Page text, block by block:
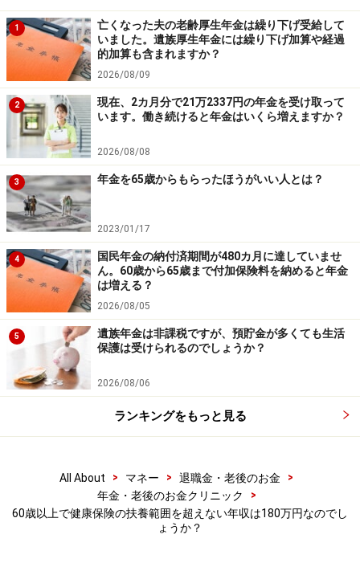
1
亡くなった夫の老齢厚生年金は繰り下げ受給して
いました。遺族厚生年金には繰り下げ加算や経過
的加算も含まれますか？
2026/08/09
2
現在、2カ月分で21万2337円の年金を受け取って
います。働き続けると年金はいくら増えますか？
2026/08/08
3 年金を65歳からもらったほうがいい人とは？
2023/01/17
4
国民年金の納付済期間が480カ月に達していませ
ん。60歳から65歳まで付加保険料を納めると年金
は増える？
2026/08/05
5
遺族年金は非課税ですが、預貯金が多くても生活
保護は受けられるのでしょうか？
2026/08/06
ランキングをもっと見る
All About > マネー > 退職金・老後のお金
>
年金・老後のお金クリニック
>
60歳以上で健康保険の扶養範囲を超えない年収は180万円なのでし
ょうか？